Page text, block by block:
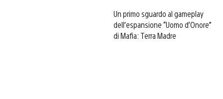
Un primo sguardo al gameplay
dell’espansione “Uomo d’Onore”
di Mafia: Terra Madre